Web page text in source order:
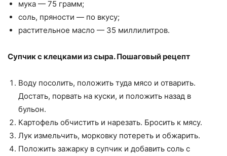
мука — 75 грамм;
соль, пряности — по вкусу;
растительное масло — 35 миллилитров.
Супчик с клецками из сыра. Пошаговый рецепт
Воду посолить, положить туда мясо и отварить.
Достать, порвать на куски, и положить назад в
бульон.
Картофель обчистить и нарезать. Бросить к мясу.
Лук измельчить, морковку потереть и обжарить.
Положить зажарку в супчик и добавить соль с